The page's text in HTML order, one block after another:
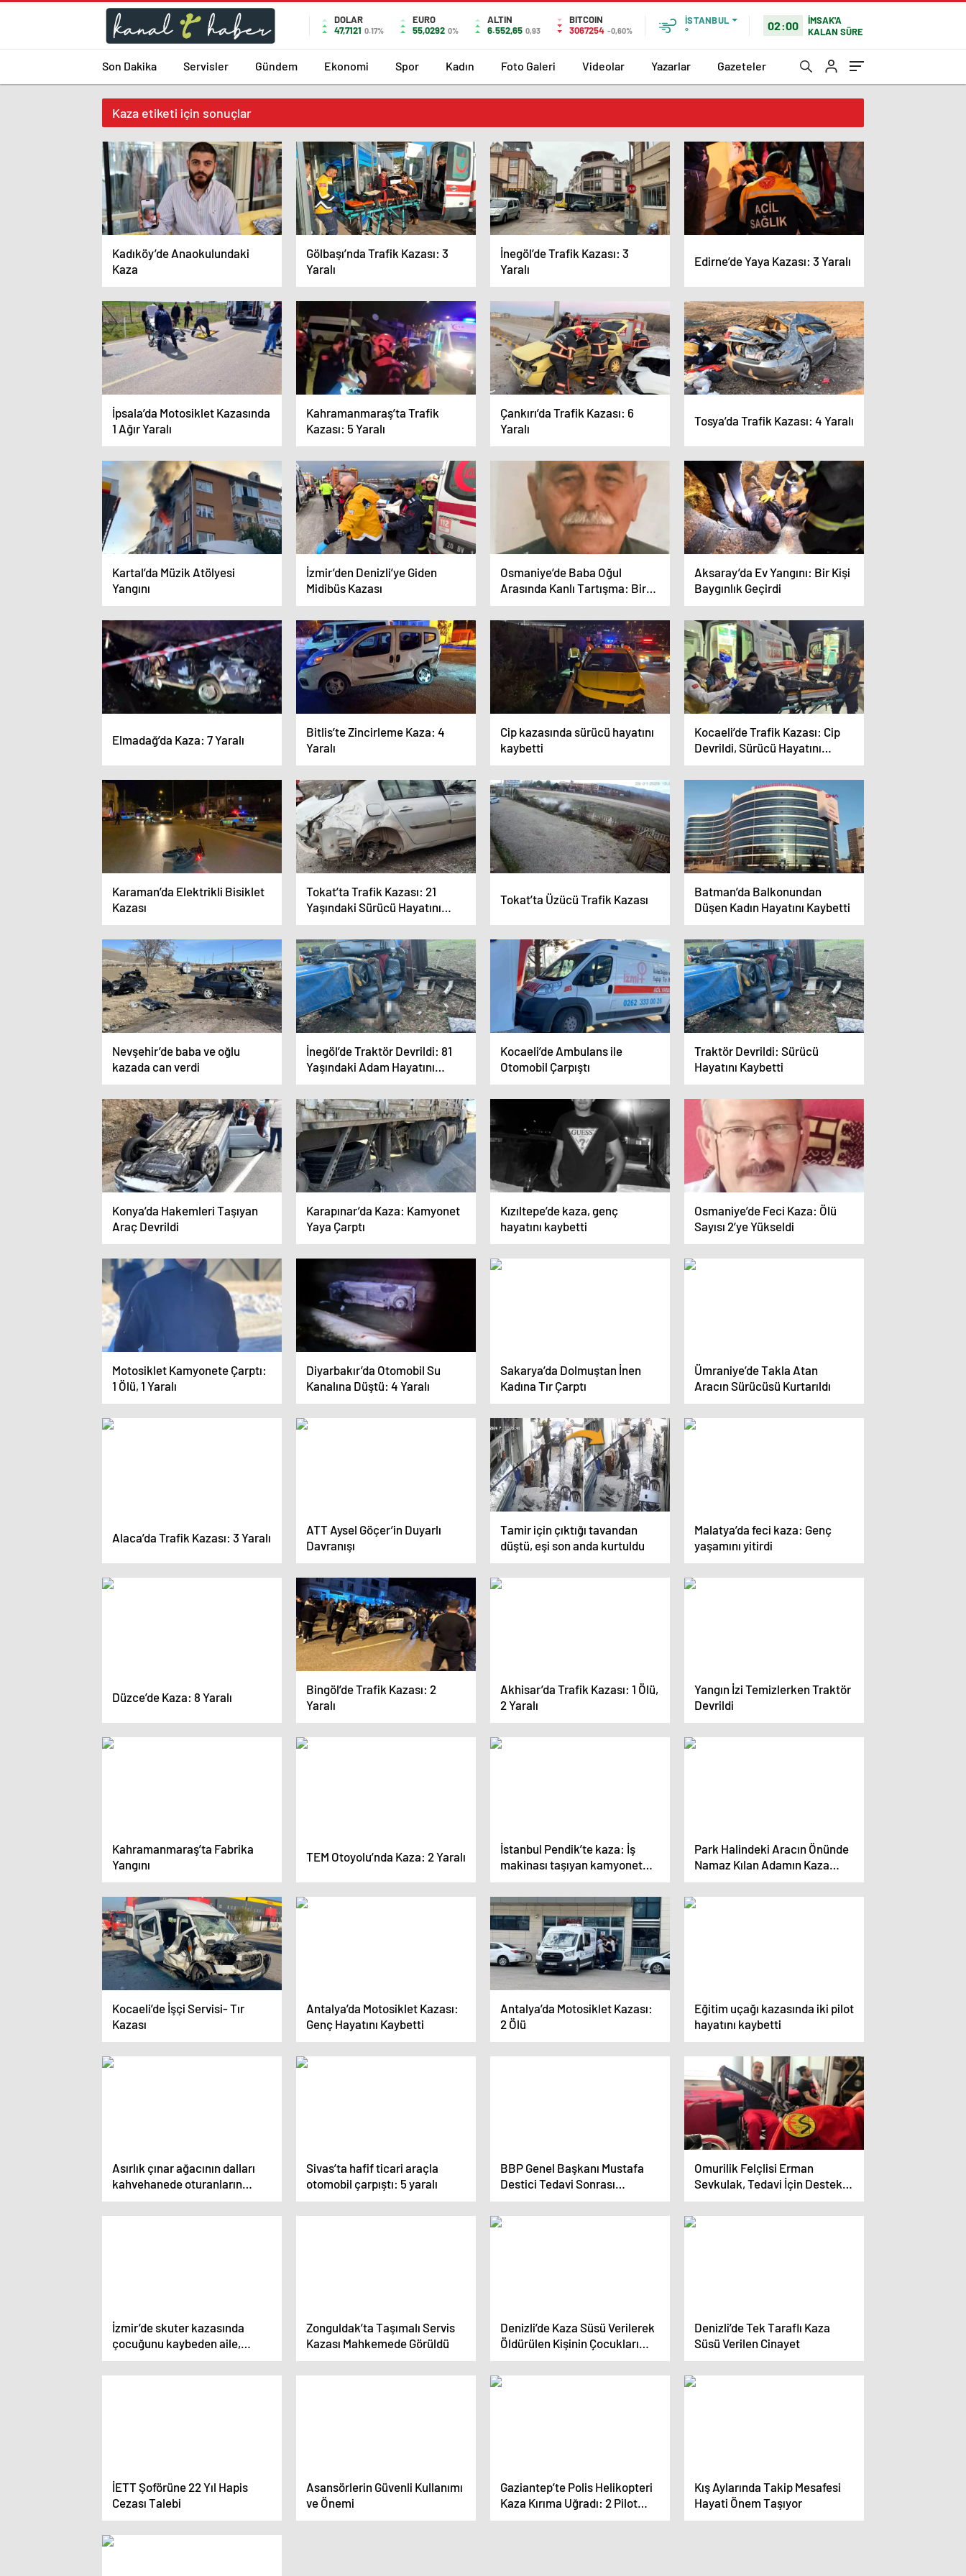
DOLAR
47,7121 0.17%
EURO
55,0292 0%
ALTIN
6.552,65 0,93
BITCOIN
3067254 -0,60%
İSTANBUL
°
02:00
İMSAK'A
KALAN SÜRE
Son Dakika Servisler Gündem Ekonomi Spor Kadın Foto Galeri Videolar Yazarlar Gazeteler
Kaza etiketi için sonuçlar
Kadıköy’de Anaokulundaki
Kaza
Gölbaşı’nda Trafik Kazası: 3
Yaralı
İnegöl’de Trafik Kazası: 3
Yaralı
Edirne’de Yaya Kazası: 3 Yaralı
İpsala’da Motosiklet Kazasında
1 Ağır Yaralı
Kahramanmaraş’ta Trafik
Kazası: 5 Yaralı
Çankırı’da Trafik Kazası: 6
Yaralı
Tosya’da Trafik Kazası: 4 Yaralı
Kartal’da Müzik Atölyesi
Yangını
İzmir’den Denizli’ye Giden
Midibüs Kazası
Osmaniye’de Baba Oğul
Arasında Kanlı Tartışma: Bir
Ölü
Aksaray’da Ev Yangını: Bir Kişi
Baygınlık Geçirdi
Elmadağ’da Kaza: 7 Yaralı
Bitlis’te Zincirleme Kaza: 4
Yaralı
Cip kazasında sürücü hayatını
kaybetti
Kocaeli’de Trafik Kazası: Cip
Devrildi, Sürücü Hayatını
Kaybetti
Karaman’da Elektrikli Bisiklet
Kazası
Tokat’ta Trafik Kazası: 21
Yaşındaki Sürücü Hayatını
Kaybetti
Tokat’ta Üzücü Trafik Kazası
Batman’da Balkonundan
Düşen Kadın Hayatını Kaybetti
Nevşehir’de baba ve oğlu
kazada can verdi
İnegöl’de Traktör Devrildi: 81
Yaşındaki Adam Hayatını
Kaybetti
Kocaeli’de Ambulans ile
Otomobil Çarpıştı
Traktör Devrildi: Sürücü
Hayatını Kaybetti
Konya’da Hakemleri Taşıyan
Araç Devrildi
Karapınar’da Kaza: Kamyonet
Yaya Çarptı
Kızıltepe’de kaza, genç
hayatını kaybetti
Osmaniye’de Feci Kaza: Ölü
Sayısı 2’ye Yükseldi
Motosiklet Kamyonete Çarptı:
1 Ölü, 1 Yaralı
Diyarbakır’da Otomobil Su
Kanalına Düştü: 4 Yaralı
Sakarya’da Dolmuştan İnen
Kadına Tır Çarptı
Ümraniye’de Takla Atan
Aracın Sürücüsü Kurtarıldı
Alaca’da Trafik Kazası: 3 Yaralı
ATT Aysel Göçer’in Duyarlı
Davranışı
Tamir için çıktığı tavandan
düştü, eşi son anda kurtuldu
Malatya’da feci kaza: Genç
yaşamını yitirdi
Düzce’de Kaza: 8 Yaralı
Bingöl’de Trafik Kazası: 2
Yaralı
Akhisar’da Trafik Kazası: 1 Ölü,
2 Yaralı
Yangın İzi Temizlerken Traktör
Devrildi
Kahramanmaraş’ta Fabrika
Yangını
TEM Otoyolu’nda Kaza: 2 Yaralı
İstanbul Pendik’te kaza: İş
makinası taşıyan kamyonet
yan yattı!
Park Halindeki Aracın Önünde
Namaz Kılan Adamın Kaza
Sonucu Yaralanması
Kocaeli’de İşçi Servisi- Tır
Kazası
Antalya’da Motosiklet Kazası:
Genç Hayatını Kaybetti
Antalya’da Motosiklet Kazası:
2 Ölü
Eğitim uçağı kazasında iki pilot
hayatını kaybetti
Asırlık çınar ağacının dalları
kahvehanede oturanların
üzerine düştü: 9 yaralı
Sivas’ta hafif ticari araçla
otomobil çarpıştı: 5 yaralı
BBP Genel Başkanı Mustafa
Destici Tedavi Sonrası
Hastaneden Taburcu Edildi
Omurilik Felçlisi Erman
Sevkulak, Tedavi İçin Destek
Bekliyor
İzmir’de skuter kazasında
çocuğunu kaybeden aile,
sürücünün serbest
bırakılmasına itiraz etti
Zonguldak’ta Taşımalı Servis
Kazası Mahkemede Görüldü
Denizli’de Kaza Süsü Verilerek
Öldürülen Kişinin Çocukları
Şüphelerinde Haklı Çıktı
Denizli’de Tek Taraflı Kaza
Süsü Verilen Cinayet
İETT Şoförüne 22 Yıl Hapis
Cezası Talebi
Asansörlerin Güvenli Kullanımı
ve Önemi
Gaziantep’te Polis Helikopteri
Kaza Kırıma Uğradı: 2 Pilot
Şehit, 1 Teknisyen Yaralı
Kış Aylarında Takip Mesafesi
Hayati Önem Taşıyor